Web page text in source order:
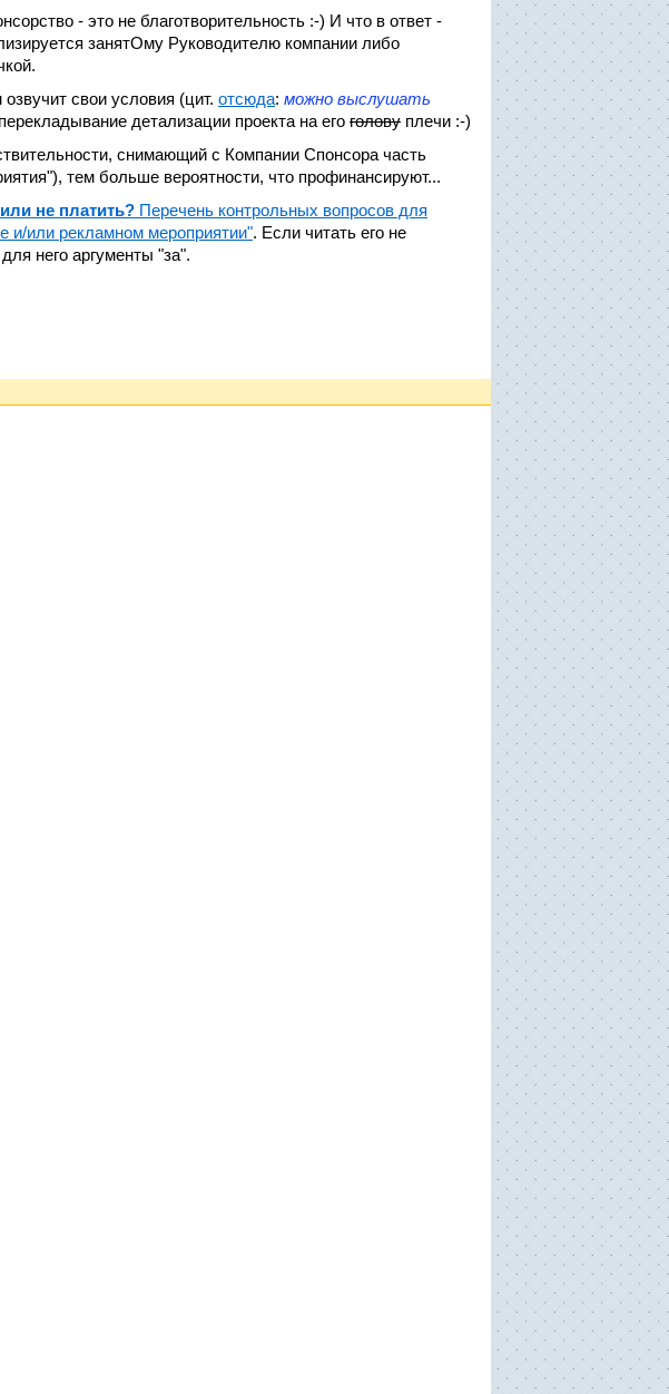
- это не благотворительность :-) И что в ответ -
занятОму Руководителю компании либо
свои условия (цит. отсюда: можно выслушать
детализации проекта на его голову плечи :-)
снимающий с Компании Спонсора часть
тем больше вероятности, что профинансируют...
не платить? Перечень контрольных вопросов для
и/или рекламном мероприятии". Если читать его не
него аргументы "за".